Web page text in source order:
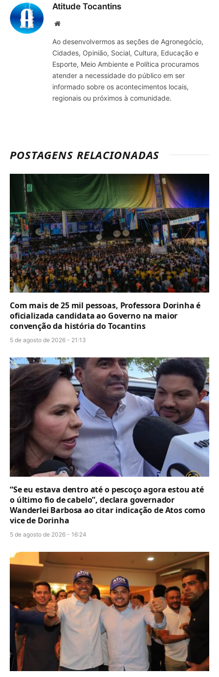
Atitude Tocantins
Site
Ao desenvolvermos as seções de Agronegócio,
Cidades, Opinião, Social, Cultura, Educação e
Esporte, Meio Ambiente e Política procuramos
atender a necessidade do público em ser
informado sobre os acontecimentos locais,
regionais ou próximos à comunidade.
POSTAGENS RELACIONADAS
Com mais de 25 mil pessoas, Professora Dorinha é
oficializada candidata ao Governo na maior
convenção da história do Tocantins
5 de agosto de 2026 - 21:13
“Se eu estava dentro até o pescoço agora estou até
o último fio de cabelo”, declara governador
Wanderlei Barbosa ao citar indicação de Atos como
vice de Dorinha
5 de agosto de 2026 - 16:24